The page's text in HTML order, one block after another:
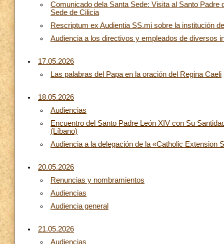
Comunicado dela Santa Sede: Visita al Santo
Sede de Cilicia
Rescriptum ex Audientia SS.mi sobre la institución
Audiencia a los directivos y empleados de diversos
17.05.2026
Las palabras del Papa en la oración del Regina Caeli
18.05.2026
Audiencias
Encuentro del Santo Padre León XIV con Su
(Líbano)
Audiencia a la delegación de la «Catholic Extension
20.05.2026
Renuncias y nombramientos
Audiencias
Audiencia general
21.05.2026
Audiencias